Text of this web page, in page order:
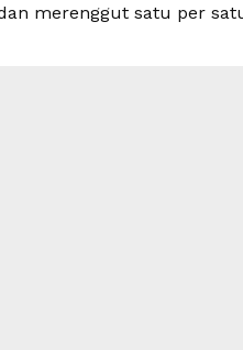
merenggut satu per